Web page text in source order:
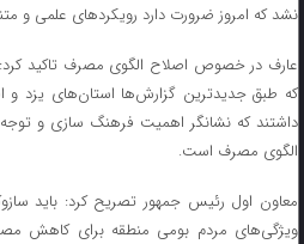
نشد که امروز ضرورت دارد رویکردهای علمی و
عارف در خصوص اصلاح الگوی مصرف تاکید
داشتند که نشانگر اهمیت فرهنگ سازی و
الگوی مصرف است.
معاون اول رئیس جمهور تصریح کرد: باید
ویژگی‌های مردم بومی منطقه برای کاهش